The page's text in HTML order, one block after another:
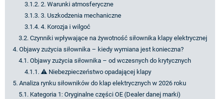
3.1.2. 2. Warunki atmosferyczne
3.1.3. 3. Uszkodzenia mechaniczne
3.1.4. 4. Korozja i wilgoć
3.2. Czynniki wpływające na żywotność siłownika klapy elektrycznej
4. Objawy zużycia siłownika – kiedy wymiana jest konieczna?
4.1. Objawy zużycia siłownika – od wczesnych do krytycznych
4.1.1. ⚠️ Niebezpieczeństwo opadającej klapy
5. Analiza rynku siłowników do klap elektrycznych w 2026 roku
5.1. Kategoria 1: Oryginalne części OE (Dealer danej marki)